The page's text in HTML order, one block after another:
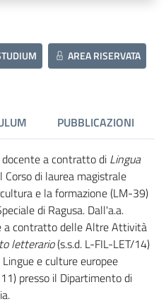
AREA RISERVATA
PUBBLICAZIONI
a contratto di Lingua
Corso di laurea magistrale
e la formazione (LM-39)
di Ragusa. Dall'a.a.
a contratto delle Altre Attività
letterario(s.s.d. L-FIL-LET/14)
e culture europee
presso il Dipartimento di